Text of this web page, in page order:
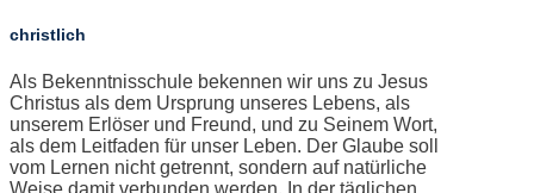
christlich
Als Bekenntnisschule bekennen wir uns zu Jesus
Christus als dem Ursprung unseres Lebens, als
unserem Erlöser und Freund, und zu Seinem Wort,
als dem Leitfaden für unser Leben. Der Glaube soll
vom Lernen nicht getrennt, sondern auf natürliche
Weise damit verbunden werden. In der täglichen